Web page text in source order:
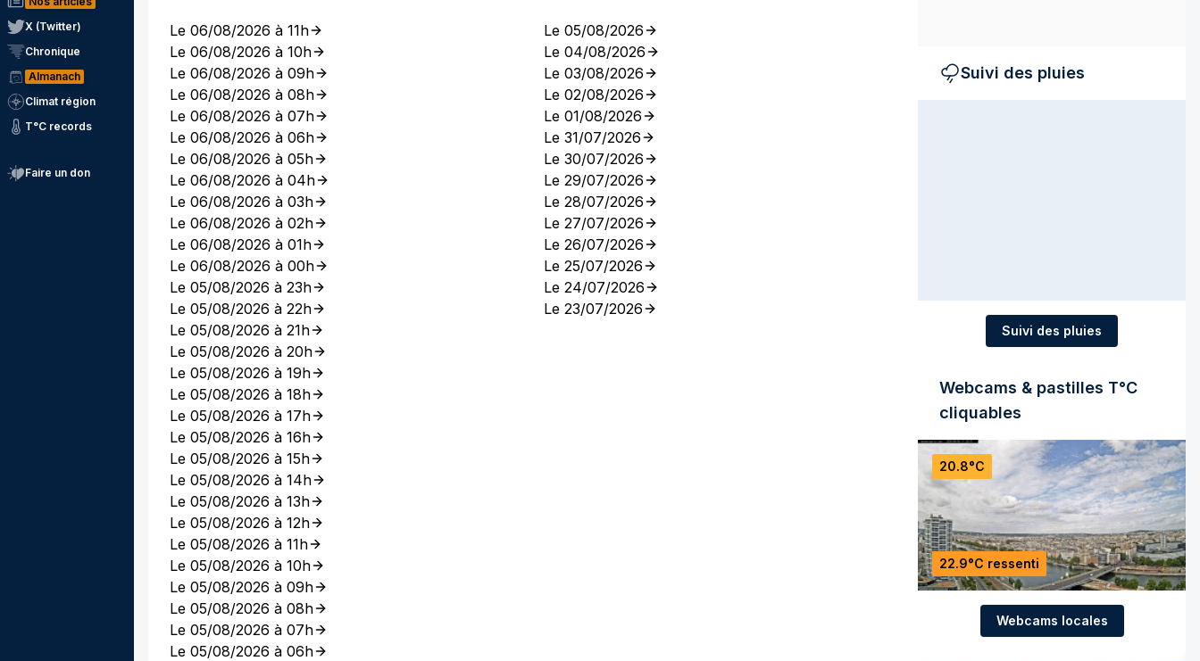
X (Twitter)
Chronique
Almanach
Climat région
T°C records
Faire un don
Le 06/08/2026 à 11h
Le 06/08/2026 à 10h
Le 06/08/2026 à 09h
Le 06/08/2026 à 08h
Le 06/08/2026 à 07h
Le 06/08/2026 à 06h
Le 06/08/2026 à 05h
Le 06/08/2026 à 04h
Le 06/08/2026 à 03h
Le 06/08/2026 à 02h
Le 06/08/2026 à 01h
Le 06/08/2026 à 00h
Le 05/08/2026 à 23h
Le 05/08/2026 à 22h
Le 05/08/2026 à 21h
Le 05/08/2026 à 20h
Le 05/08/2026 à 19h
Le 05/08/2026 à 18h
Le 05/08/2026 à 17h
Le 05/08/2026 à 16h
Le 05/08/2026 à 15h
Le 05/08/2026 à 14h
Le 05/08/2026 à 13h
Le 05/08/2026 à 12h
Le 05/08/2026 à 11h
Le 05/08/2026 à 10h
Le 05/08/2026 à 09h
Le 05/08/2026 à 08h
Le 05/08/2026 à 07h
Le 05/08/2026 à 06h
Le 05/08/2026
Le 04/08/2026
Le 03/08/2026
Le 02/08/2026
Le 01/08/2026
Le 31/07/2026
Le 30/07/2026
Le 29/07/2026
Le 28/07/2026
Le 27/07/2026
Le 26/07/2026
Le 25/07/2026
Le 24/07/2026
Le 23/07/2026
Suivi des pluies
Suivi des pluies
Webcams & pastilles T°C
cliquables
20.8°C
22.9°C ressenti
Webcams locales